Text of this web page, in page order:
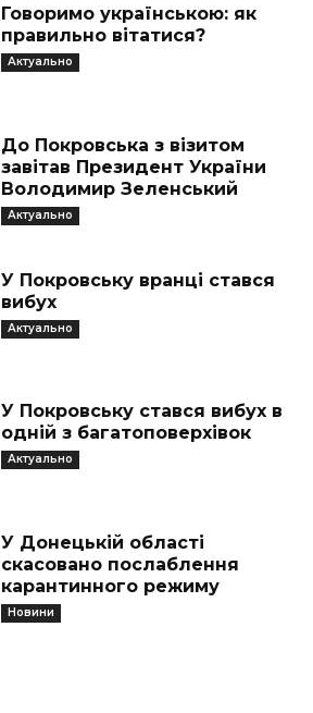
Говоримо українською: як
правильно вітатися?
Актуально
До Покровська з візитом
завітав Президент України
Володимир Зеленський
Актуально
У Покровську вранці стався
вибух
Актуально
У Покровську стався вибух в
одній з багатоповерхівок
Актуально
У Донецькій області
скасовано послаблення
карантинного режиму
Новини